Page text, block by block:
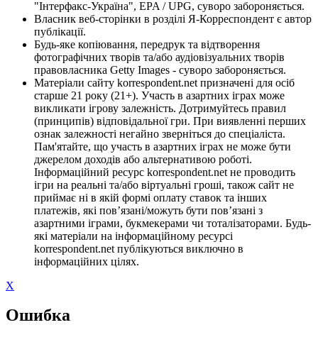
"Інтерфакс-Україна", EPA / UPG, суворо забороняється.
Власник веб-сторінки в розділі Я-Корреспондент є автор
публікації.
Будь-яке копіювання, передрук та відтворення
фотографічних творів та/або аудіовізуальних творів
правовласника Getty Images - суворо забороняється.
Матеріали сайту korrespondent.net призначені для осіб
старше 21 року (21+). Участь в азартних іграх може
викликати ігрову залежність. Дотримуйтесь правил
(принципів) відповідальної гри. При виявленні перших
ознак залежності негайно зверніться до спеціаліста.
Пам'ятайте, що участь в азартних іграх не може бути
джерелом доходів або альтернативою роботі.
Інформаційний ресурс korrespondent.net не проводить
ігри на реальні та/або віртуальні гроші, також сайт не
приймає ні в якій формі оплату ставок та інших
платежів, які пов’язані/можуть бути пов’язані з
азартними іграми, букмекерами чи тоталізаторами. Будь-
які матеріали на інформаційному ресурсі
korrespondent.net публікуються виключно в
інформаційних цілях.
X
Ошибка